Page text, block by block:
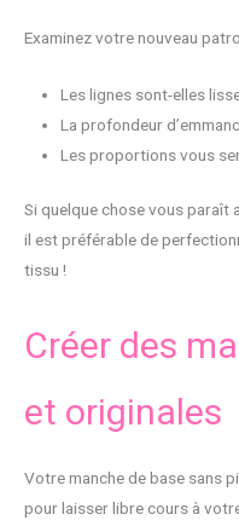
Examinez votre nouveau
Les lignes sont-elles
La profondeur
Les proportions vous
Si quelque chose vous paraît
il est préférable de
tissu !
Créer des
et originales
Votre manche de base sans
pour laisser libre cours à